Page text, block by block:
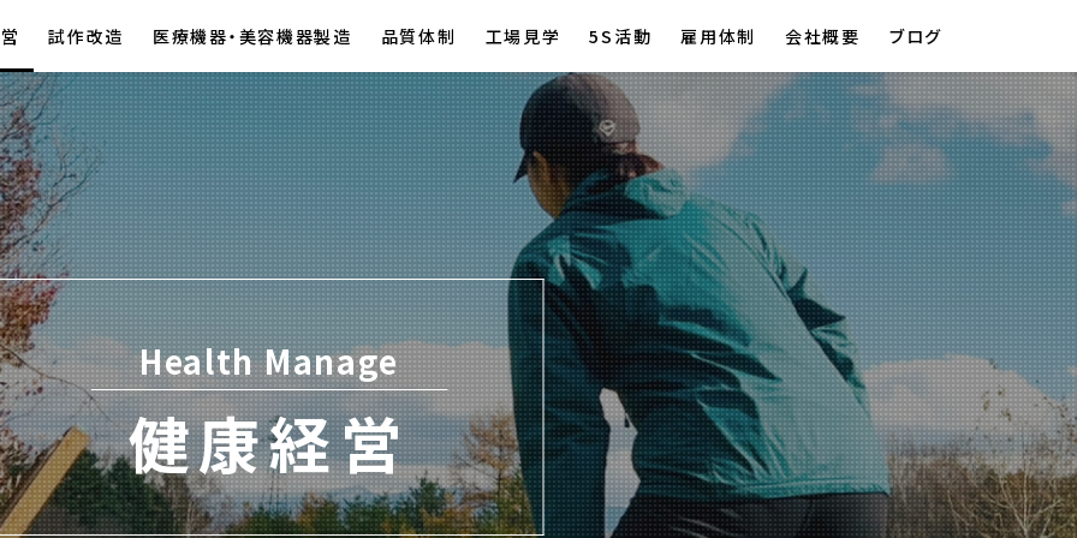
試作改造 医療機器・美容機器製造 品質体制 工場見学 5S活動 雇用体制 会社概要 ブログ
Health Manage
健康経営